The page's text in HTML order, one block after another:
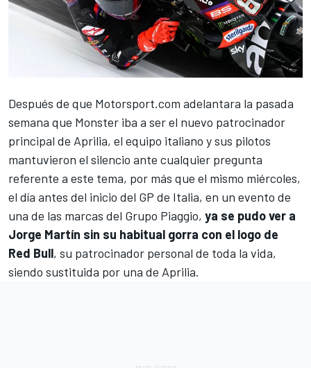
Después de que Motorsport.com adelantara la pasada
semana que Monster iba a ser el nuevo patrocinador
principal de Aprilia, el equipo italiano y sus pilotos
mantuvieron el silencio ante cualquier pregunta
referente a este tema, por más que el mismo miércoles,
el día antes del inicio del GP de Italia, en un evento de
una de las marcas del Grupo Piaggio, ya se pudo ver a
Jorge Martín sin su habitual gorra con el logo de
Red Bull, su patrocinador personal de toda la vida,
siendo sustituida por una de Aprilia.